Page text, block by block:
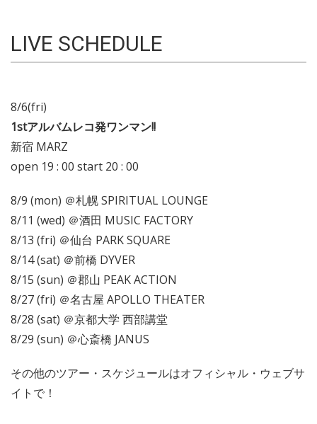
LIVE SCHEDULE
8/6(fri)
1stアルバムレコ発ワンマン!!
新宿 MARZ
open 19 : 00 start 20 : 00
8/9 (mon) ＠札幌 SPIRITUAL LOUNGE
8/11 (wed) ＠酒田 MUSIC FACTORY
8/13 (fri) ＠仙台 PARK SQUARE
8/14 (sat) ＠前橋 DYVER
8/15 (sun) ＠郡山 PEAK ACTION
8/27 (fri) ＠名古屋 APOLLO THEATER
8/28 (sat) ＠京都大学 西部講堂
8/29 (sun) ＠心斎橋 JANUS
その他のツアー・スケジュールはオフィシャル・ウェブサ
イトで！